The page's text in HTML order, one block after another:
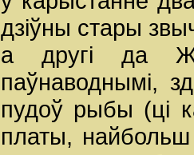
дзіўны стары
а другі да
паўнаводнымі,
пудоў рыбы (ці
платы,